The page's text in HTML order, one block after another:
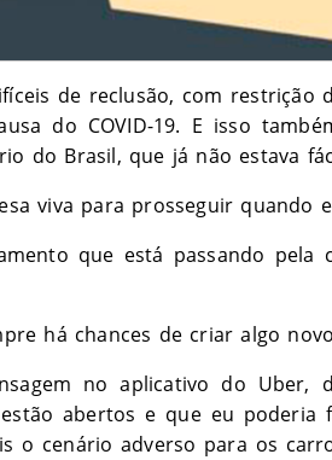
de reclusão, com restrição
do COVID-19. E isso
do Brasil, que já não estava
viva para prosseguir quando
que está passando
há chances de criar algo
no aplicativo do Uber,
abertos e que eu poderia
o cenário adverso para os